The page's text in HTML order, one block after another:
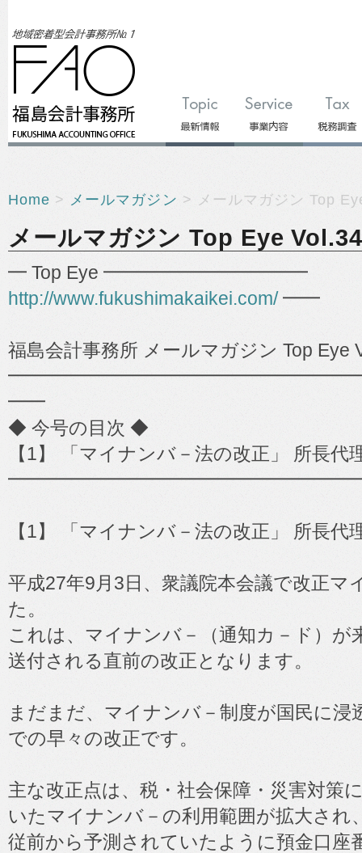
Home > メールマガジン > メールマガジン Top
メールマガジン Top Eye
━ Top Eye ━━━━━━━━━━━
http://www.fukushimakaikei.com/━━
福島会計事務所 メールマガジン Top Eye
━━
◆ 今号の目次 ◆
【1】 「マイナンバ－法の改正」 所長
【1】 「マイナンバ－法の改正」 所長
平成27年9月3日、衆議院本会議で改正マ
た。
これは、マイナンバ－（通知カ－ド）が
送付される直前の改正となります。
まだまだ、マイナンバ－制度が国民に
での早々の改正です。
主な改正点は、税・社会保障・災害対策
いたマイナンバ－の利用範囲が拡大され
従前から予測されていたように預金口座